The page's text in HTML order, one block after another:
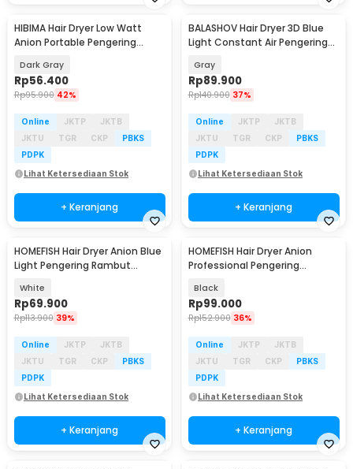
HIBIMA Hair Dryer Low Watt
Anion Portable Pengering
Dark Gray
Rp56.400
Rp95.900 42%
Online JKTP
JKTB
JKTU
TGR CKP
PBKS
PDPK
Lihat Ketersediaan Stok
+ Keranjang
BALASHOV Hair Dryer 3D Blue
Light Constant Air Pengering
Gray
Rp89.900
Rp140.900 37%
Online JKTP
JKTB
JKTU
TGR CKP
PBKS
PDPK
Lihat Ketersediaan Stok
+ Keranjang
HOMEFISH Hair Dryer Anion Blue
Light Pengering Rambut
White
Rp69.900
Rp113.900 39%
Online JKTP
JKTB
JKTU
TGR CKP
PBKS
PDPK
Lihat Ketersediaan Stok
+ Keranjang
HOMEFISH Hair Dryer Anion
Professional Pengering
Black
Rp99.000
Rp152.900 36%
Online JKTP
JKTB
JKTU
TGR CKP
PBKS
PDPK
Lihat Ketersediaan Stok
+ Keranjang